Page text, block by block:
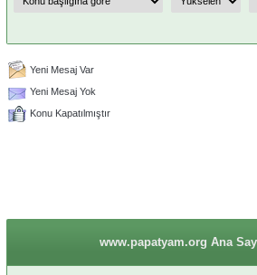
Yeni Mesaj Var
Yeni Mesaj Yok
Konu Kapatılmıştır
www.papatyam.org Ana